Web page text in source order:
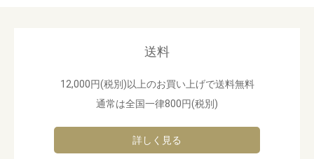
お買い物を続ける カートへ進む
送料
12,000円(税別)以上のお買い上げで送料無料
通常は全国一律800円(税別)
詳しく見る